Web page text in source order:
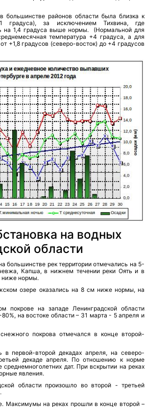
большинстве районов области была близка к
за исключением Тихвина, где
на 1,4 градуса выше нормы. (Нормальной для
температура +4 градуса, а для
+1,8 градусов (северо-восток) до +4 градусов
на водных
области
большинстве рек территории отмечались на 5-
Капша, в нижнем течении реки Оять и в
ниже нормы.
озере оказались на 8 см ниже нормы, на
покрове на западе Ленинградской области
на востоке области – 31 марта - 5 апреля и
покрова отмечался в конце второй-
в первой-второй декадах апреля, на северо-
декаде апреля. По отношению к норме
дат. При вскрытии на реках
явления.
области произошло во второй - третьей
Максимумы на реках прошли в конце второй –